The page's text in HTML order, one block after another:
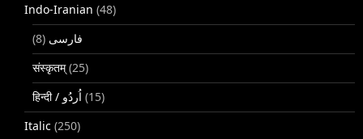
Indo-Iranian (48)
فارسی (8)
संस्कृतम्(25)
(15)
Italic (250)